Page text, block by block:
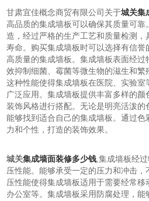
甘肃宜佳概念商贸有限公司关于城关集
高品质的集成墙板可以确保其质量可靠
造，经过严格的生产工艺和质量检测，
寿命。购买集成墙板时可以选择有信
高质量的集成墙板。集成墙板表面经
效抑制细菌、霉菌等微生物的滋生和繁
这种性能使得集成墙板在医院、实验室
广泛应用。集成墙板提供丰富多样的颜
装饰风格进行搭配。无论是明亮活泼
能够找到适合自己的集成墙板。通过
力和个性，打造的装饰效果。
城关集成墙面装修多少钱,集成墙板经
压性能。能够承受一定的压力和冲击
压性能使得集成墙板适用于需要经常移
办公室等。集成墙板采用防腐处理，